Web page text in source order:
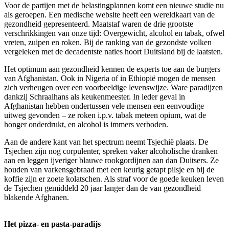
Voor de partijen met de belastingplannen komt een nieuwe studie nu
als geroepen. Een medische website heeft een wereldkaart van de
gezondheid gepresenteerd. Maatstaf waren de drie grootste
verschrikkingen van onze tijd: Overgewicht, alcohol en tabak, ofwel
vreten, zuipen en roken. Bij de ranking van de gezondste volken
vergeleken met de decadentste naties hoort Duitsland bij de laatsten.
Het optimum aan gezondheid kennen de experts toe aan de burgers
van Afghanistan. Ook in Nigeria of in Ethiopië mogen de mensen
zich verheugen over een voorbeeldige levenswijze. Ware paradijzen
dankzij Schraalhans als keukenmeester. In ieder geval in
Afghanistan hebben ondertussen vele mensen een eenvoudige
uitweg gevonden – ze roken i.p.v. tabak meteen opium, wat de
honger onderdrukt, en alcohol is immers verboden.
Aan de andere kant van het spectrum neemt Tsjechië plaats. De
Tsjechen zijn nog corpulenter, spreken vaker alcoholische dranken
aan en leggen ijveriger blauwe rookgordijnen aan dan Duitsers. Ze
houden van varkensgebraad met een keurig getapt pilsje en bij de
koffie zijn er zoete kolatschen. Als straf voor de goede keuken leven
de Tsjechen gemiddeld 20 jaar langer dan de van gezondheid
blakende Afghanen.
Het pizza- en pasta-paradijs